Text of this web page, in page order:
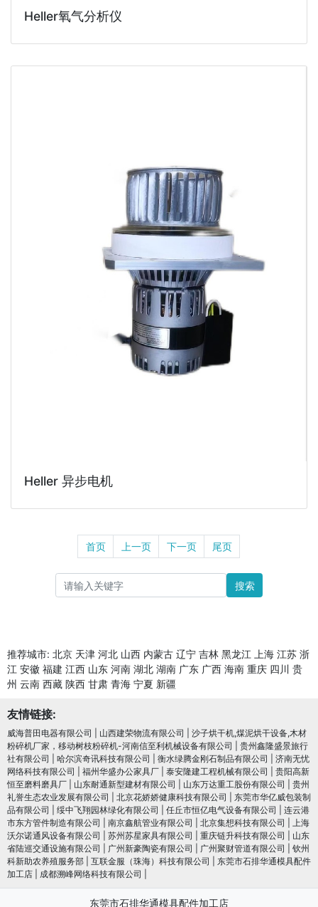
Heller氧气分析仪
Heller 异步电机
首页 上一页 下一页 尾页
搜索
推荐城市: 北京 天津 河北 山西 内蒙古 辽宁 吉林 黑龙江 上海 江苏 浙
江 安徽 福建 江西 山东 河南 湖北 湖南 广东 广西 海南 重庆 四川 贵
州 云南 西藏 陕西 甘肃 青海 宁夏 新疆
友情链接:
威海普田电器有限公司 山西建荣物流有限公司
沙子烘干机,煤泥烘干设备,木材
粉碎机厂家，移动树枝粉碎机-河南信至利机械设备有限公司
贵州鑫隆盛景旅行
社有限公司
哈尔滨奇讯科技有限公司 衡水绿腾金刚石制品有限公司
济南无忧
网络科技有限公司
福州华盛办公家具厂 泰安隆建工程机械有限公司
贵阳高新
恒至磨料磨具厂
山东耐通新型建材有限公司 山东万达重工股份有限公司
贵州
礼誉生态农业发展有限公司
北京花娇娇健康科技有限公司
东莞市华亿威包装制
品有限公司
绥中飞翔园林绿化有限公司 任丘市恒亿电气设备有限公司
连云港
市东方管件制造有限公司
南京鑫航管业有限公司 北京集想科技有限公司
上海
沃尔诺通风设备有限公司
苏州苏星家具有限公司 重庆链升科技有限公司
山东
省陆巡交通设施有限公司
广州新豪陶瓷有限公司 广州聚财管道有限公司
钦州
科新助农养殖服务部
互联金服（珠海）科技有限公司
东莞市石排华通模具配件
加工店
成都溯峰网络科技有限公司
东莞市石排华通模具配件加工店